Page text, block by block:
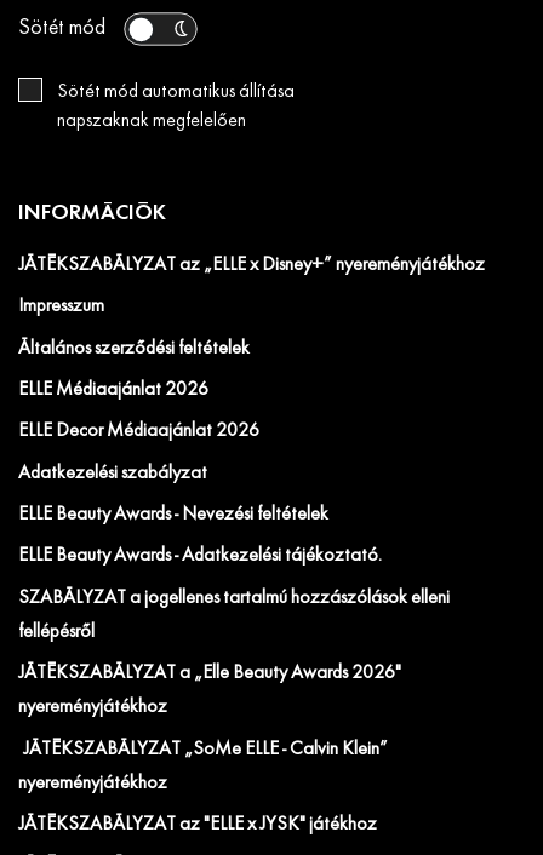
Sötét mód
Sötét mód automatikus állítása
napszaknak megfelelően
INFORMÁCIÓK
JÁTÉKSZABÁLYZAT az „ELLE x Disney+” nyereményjátékhoz
Impresszum
Általános szerződési feltételek
ELLE Médiaajánlat 2026
ELLE Decor Médiaajánlat 2026
Adatkezelési szabályzat
ELLE Beauty Awards - Nevezési feltételek
ELLE Beauty Awards - Adatkezelési tájékoztató.
SZABÁLYZAT a jogellenes tartalmú hozzászólások elleni
fellépésről
JÁTÉKSZABÁLYZAT a „Elle Beauty Awards 2026"
nyereményjátékhoz
JÁTÉKSZABÁLYZAT „SoMe ELLE - Calvin Klein”
nyereményjátékhoz
JÁTÉKSZABÁLYZAT az "ELLE x JYSK" játékhoz